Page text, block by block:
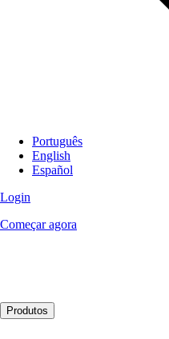
Português
English
Español
Login
Começar agora
Produtos